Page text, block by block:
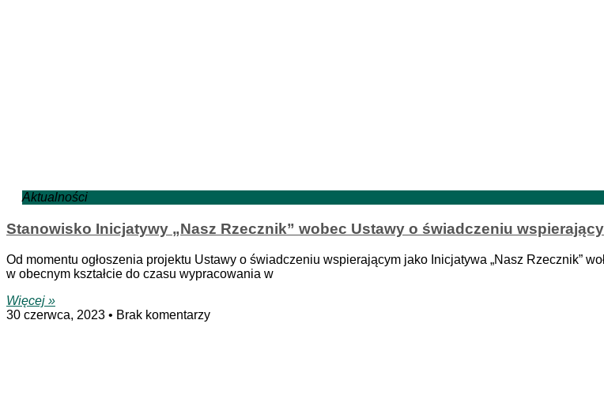
Aktualności
Stanowisko Inicjatywy „Nasz Rzecznik” wobec Ustawy o świadczeniu
Od momentu ogłoszenia projektu Ustawy o świadczeniu wspierającym jako Inicjatywa „Nasz Rzecznik”
w obecnym kształcie do czasu wypracowania w
Więcej »
30 czerwca, 2023
Brak komentarzy